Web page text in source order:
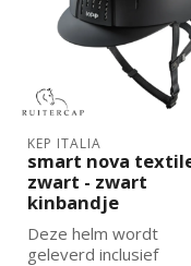
KEP ITALIA
smart nova
zwart - zwart
kinbandje
Deze helm wordt
geleverd inclusief